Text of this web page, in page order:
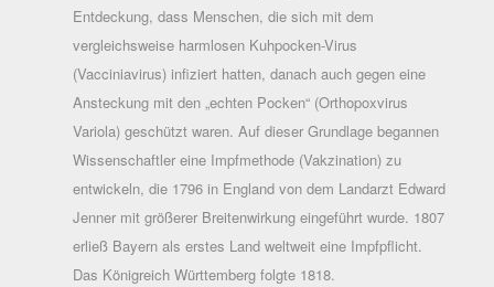
Entdeckung, dass Menschen, die sich mit dem
vergleichsweise harmlosen Kuhpocken-Virus
(Vacciniavirus) infiziert hatten, danach auch gegen eine
Ansteckung mit den „echten Pocken“ (Orthopoxvirus
Variola) geschützt waren. Auf dieser Grundlage begannen
Wissenschaftler eine Impfmethode (Vakzination) zu
entwickeln, die 1796 in England von dem Landarzt Edward
Jenner mit größerer Breitenwirkung eingeführt wurde. 1807
erließ Bayern als erstes Land weltweit eine Impfpflicht.
Das Königreich Württemberg folgte 1818.